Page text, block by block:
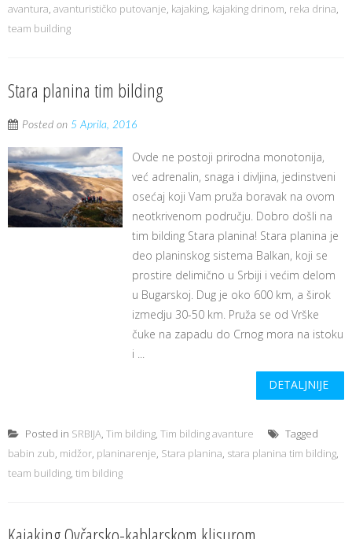
avantura, avanturističko putovanje, kajaking, kajaking drinom, reka drina,
team building
Stara planina tim bilding
Posted on 5 Aprila, 2016
Ovde ne postoji prirodna monotonija,
već adrenalin, snaga i divljina, jedinstveni
osećaj koji Vam pruža boravak na ovom
neotkrivenom području. Dobro došli na
tim bilding Stara planina! Stara planina je
deo planinskog sistema Balkan, koji se
prostire delimično u Srbiji i većim delom
u Bugarskoj. Dug je oko 600 km, a širok
izmedju 30-50 km. Pruža se od Vrške
čuke na zapadu do Crnog mora na istoku
i ...
DETALJNIJE
Posted in SRBIJA, Tim bilding, Tim bilding avanture
Tagged
babin zub, midžor, planinarenje, Stara planina, stara planina tim bilding,
team building, tim bilding